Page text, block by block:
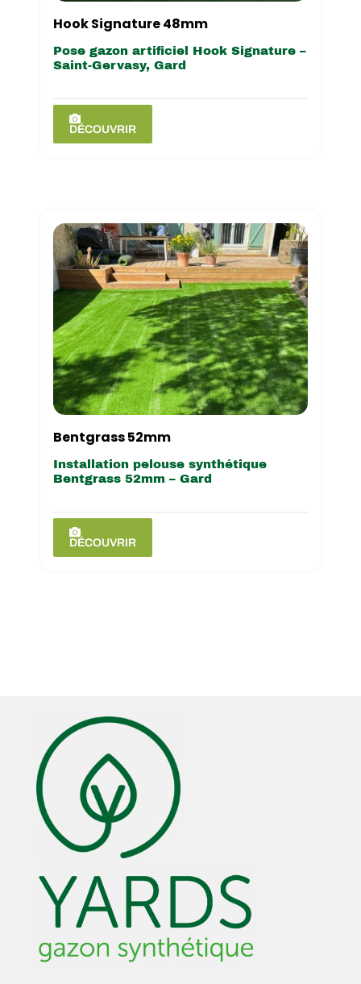
Hook Signature 48mm
Pose gazon artificiel Hook Signature –
Saint-Gervasy, Gard
DÉCOUVRIR
Bentgrass 52mm
Installation pelouse synthétique
Bentgrass 52mm – Gard
DÉCOUVRIR